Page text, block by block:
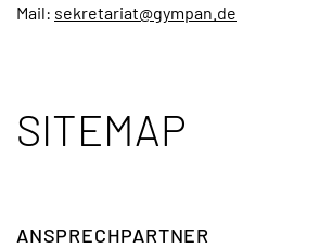
Mail: sekretariat@gympan.de
SITEMAP
ANSPRECH­PARTNER